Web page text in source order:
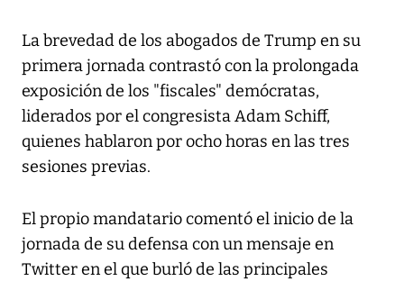
La brevedad de los abogados de Trump en su
primera jornada contrastó con la prolongada
exposición de los "fiscales" demócratas,
liderados por el congresista Adam Schiff,
quienes hablaron por ocho horas en las tres
sesiones previas.
El propio mandatario comentó el inicio de la
jornada de su defensa con un mensaje en
Twitter en el que burló de las principales